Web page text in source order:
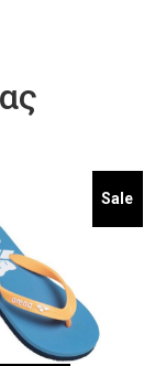
Sale